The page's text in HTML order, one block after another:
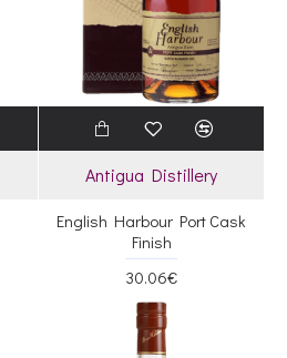
Antigua Distillery
English Harbour Port Cask
Finish
30.06€